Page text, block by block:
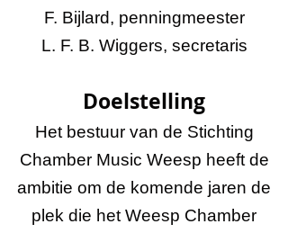
F. Bijlard, penningmeester
L. F. B. Wiggers, secretaris
Doelstelling
Het bestuur van de Stichting
Chamber Music Weesp heeft de
ambitie om de komende jaren de
plek die het Weesp Chamber